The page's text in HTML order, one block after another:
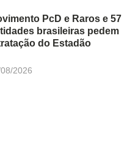
PcD e Raros e 57
brasileiras pedem
do Estadão
2026